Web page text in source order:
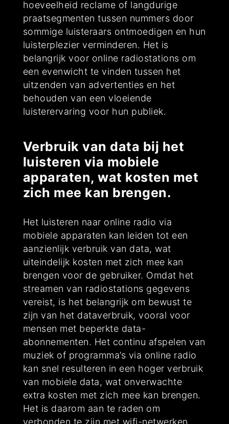
hoeveelheid reclame of langdurige
praatsegmenten tussen nummers door
sommige luisteraars ontmoedigen en hun
luisterplezier verminderen. Het is
belangrijk voor online radiostations om
een evenwicht te vinden tussen het
uitzenden van advertenties en het
behouden van een vloeiende
luisterervaring voor hun publiek.
Verbruik van data bij het
luisteren via mobiele
apparaten, wat kosten met
zich mee kan brengen.
Het luisteren naar online radio via
mobiele apparaten kan leiden tot een
aanzienlijk verbruik van data, wat
uiteindelijk kosten met zich mee kan
brengen voor de gebruiker. Omdat het
streamen van radiostations gegevens
vereist, is het belangrijk om bewust te
zijn van het dataverbruik, vooral voor
mensen met beperkte data-
abonnementen. Het continu afspelen van
muziek of programma’s via online radio
kan snel resulteren in een hoger verbruik
van mobiele data, wat onverwachte
extra kosten met zich mee kan brengen.
Het is daarom aan te raden om